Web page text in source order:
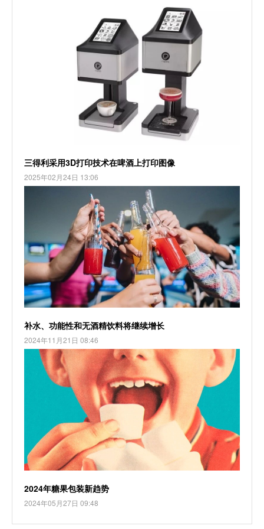
三得利采用3D打印技术在啤酒上打印图像
2025年02月24日 13:06
补水、功能性和无酒精饮料将继续增长
2024年11月21日 08:46
2024年糖果包装新趋势
2024年05月27日 09:48